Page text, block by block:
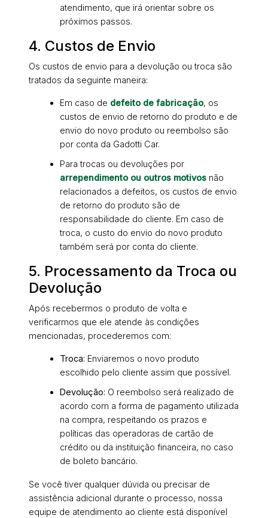
atendimento, que irá orientar sobre os
próximos passos.
4. Custos de Envio
Os custos de envio para a devolução ou troca são
tratados da seguinte maneira:
Em caso de defeito de fabricação, os
custos de envio de retorno do produto e de
envio do novo produto ou reembolso são
por conta da Gadotti Car.
Para trocas ou devoluções por
arrependimento ou outros motivos não
relacionados a defeitos, os custos de envio
de retorno do produto são de
responsabilidade do cliente. Em caso de
troca, o custo do envio do novo produto
também será por conta do cliente.
5. Processamento da Troca ou
Devolução
Após recebermos o produto de volta e
verificarmos que ele atende às condições
mencionadas, procederemos com:
Troca: Enviaremos o novo produto
escolhido pelo cliente assim que possível.
Devolução: O reembolso será realizado de
acordo com a forma de pagamento utilizada
na compra, respeitando os prazos e
políticas das operadoras de cartão de
crédito ou da instituição financeira, no caso
de boleto bancário.
Se você tiver qualquer dúvida ou precisar de
assistência adicional durante o processo, nossa
equipe de atendimento ao cliente está disponível